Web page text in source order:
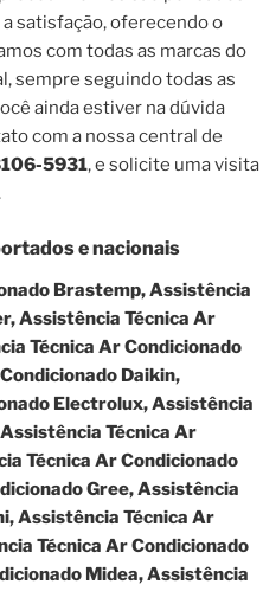
satisfação, oferecendo o
com todas as marcas do
sempre seguindo todas as
ainda estiver na dúvida
com a nossa central de
5931, e solicite uma visita
e nacionais
Brastemp, Assistência
Assistência Técnica Ar
Técnica Ar Condicionado
Daikin,
Electrolux, Assistência
Técnica Ar
Técnica Ar Condicionado
Gree, Assistência
Assistência Técnica Ar
Técnica Ar Condicionado
Midea, Assistência